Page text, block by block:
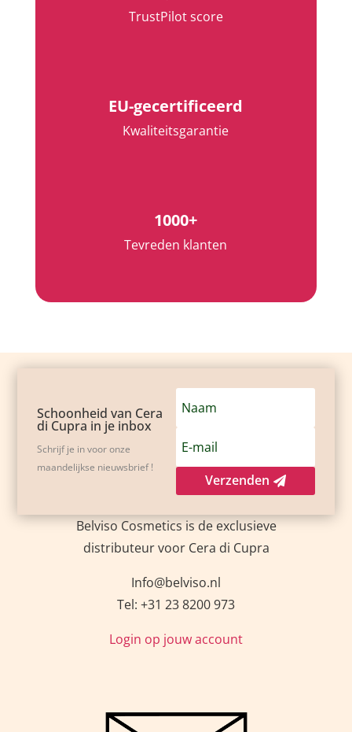
TrustPilot score
EU-gecertificeerd
Kwaliteitsgarantie
1000+
Tevreden klanten
Schoonheid van Cera
di Cupra in je inbox
Schrijf je in voor onze
maandelijkse nieuwsbrief !
Verzenden
Belviso Cosmetics is de exclusieve
distributeur voor Cera di Cupra
Info@belviso.nl
Tel: +31 23 8200 973
Login op jouw account